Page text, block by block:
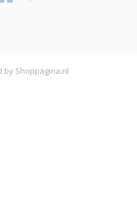
by Shoppagina.nl